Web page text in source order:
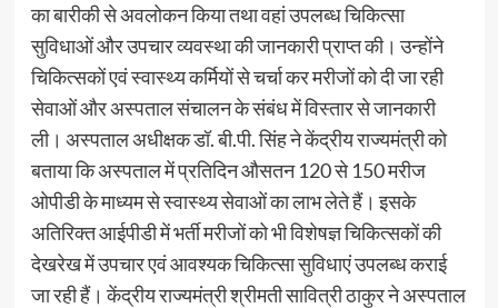
का बारीकी से अवलोकन किया तथा वहां उपलब्ध चिकित्सा
सुविधाओं और उपचार व्यवस्था की जानकारी प्राप्त की। उन्होंने
चिकित्सकों एवं स्वास्थ्य कर्मियों से चर्चा कर मरीजों को दी जा रही
सेवाओं और अस्पताल संचालन के संबंध में विस्तार से जानकारी
ली। अस्पताल अधीक्षक डॉ. बी.पी. सिंह ने केंद्रीय राज्यमंत्री को
बताया कि अस्पताल में प्रतिदिन औसतन 120 से 150 मरीज
ओपीडी के माध्यम से स्वास्थ्य सेवाओं का लाभ लेते हैं। इसके
अतिरिक्त आईपीडी में भर्ती मरीजों को भी विशेषज्ञ चिकित्सकों की
देखरेख में उपचार एवं आवश्यक चिकित्सा सुविधाएं उपलब्ध कराई
जा रही हैं। केंद्रीय राज्यमंत्री श्रीमती सावित्री ठाकुर ने अस्पताल